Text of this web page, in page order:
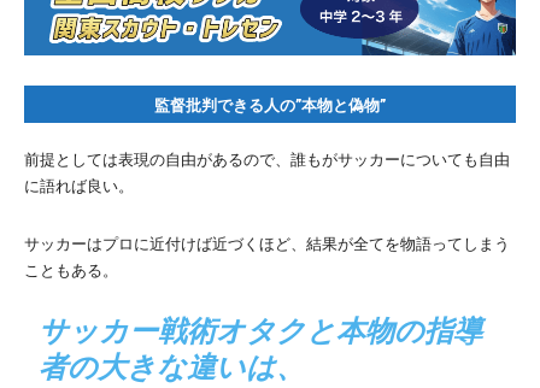
監督批判できる人の”本物と偽物”
前提としては表現の自由があるので、誰もがサッカーについても自由
に語れば良い。
サッカーはプロに近付けば近づくほど、結果が全てを物語ってしまう
こともある。
サッカー戦術オタクと本物の指導
者の大きな違いは、